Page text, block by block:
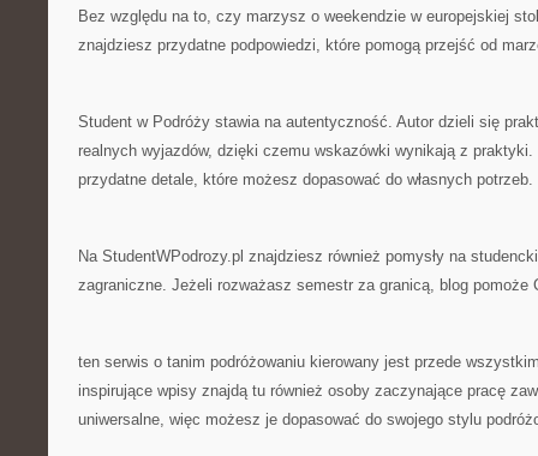
Bez względu na to, czy marzysz o weekendzie w europejskiej
znajdziesz przydatne podpowiedzi, które pomogą przejść od
Student w Podróży stawia na autentyczność. Autor dzieli się
realnych wyjazdów, dzięki czemu wskazówki wynikają z
przydatne detale, które możesz dopasować do własnych potrzeb.
Na StudentWPodrozy.pl znajdziesz również pomysły na
zagraniczne. Jeżeli rozważasz semestr za granicą, blog pomoże
ten serwis o tanim podróżowaniu kierowany jest przede
inspirujące wpisy znajdą tu również osoby zaczynające pracę
uniwersalne, więc możesz je dopasować do swojego stylu